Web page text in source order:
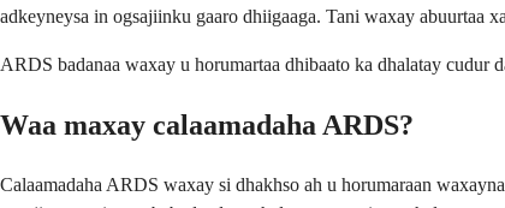
adkeyneysa in ogsajiinku gaaro dhiigaaga. Tani waxay abuurtaa
ARDS badanaa waxay u horumartaa dhibaato ka dhalatay cudur
Waa maxay calaamadaha ARDS?
Calaamadaha ARDS waxay si dhakhso ah u horumaraan